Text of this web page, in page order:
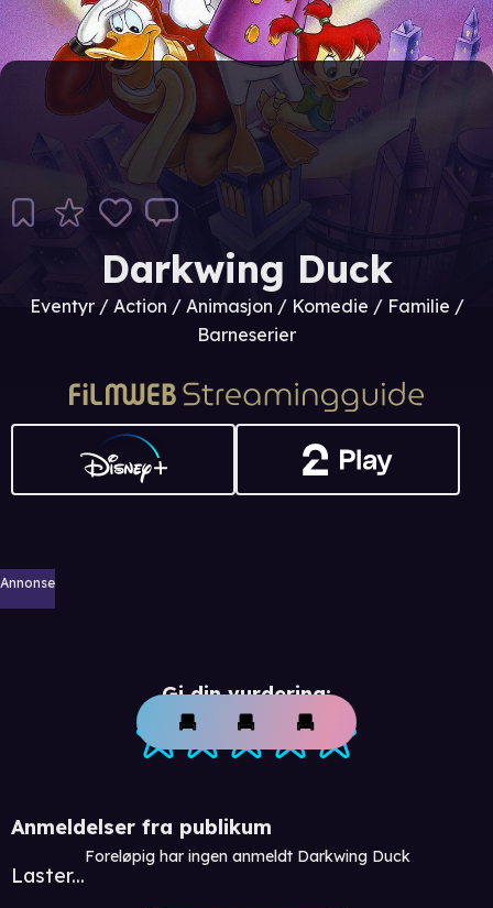
Darkwing Duck
Eventyr / Action / Animasjon / Komedie / Familie /
Barneserier
Annonse
Gi din vurdering:
Anmeldelser fra publikum
Laster...
Foreløpig har ingen anmeldt Darkwing Duck